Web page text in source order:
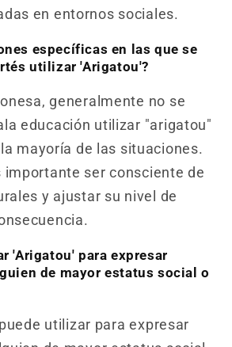
en entornos sociales.
específicas en las que se
utilizar 'Arigatou'?
generalmente no se
educación utilizar "arigatou"
mayoría de las situaciones.
importante ser consciente de
y ajustar su nivel de
'Arigatou' para expresar
de mayor estatus social o
utilizar para expresar